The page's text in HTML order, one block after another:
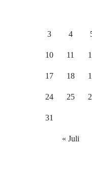
3 4
10 11
17 18
24 25
31
« Juli